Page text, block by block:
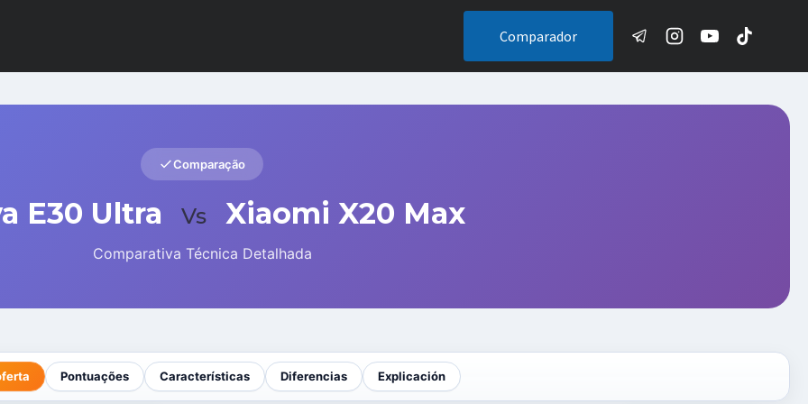
Comparador
Comparação
E30 Ultra Vs Xiaomi X20 Max
Comparativa Técnica Detalhada
Pontuações Características Diferencias Explicación